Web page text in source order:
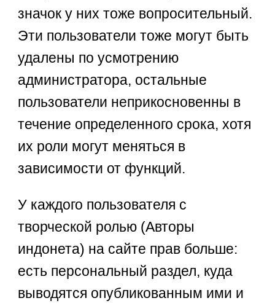
значок у них тоже вопросительный.
Эти пользователи тоже могут быть
удалены по усмотрению
администратора, остальные
пользователи неприкосновенны в
течение определенного срока, хотя
их роли могут меняться в
зависимости от функций.
У каждого пользователя с
творческой ролью (Авторы
индонета) на сайте прав больше:
есть персональный раздел, куда
выводятся опубликованным ими и